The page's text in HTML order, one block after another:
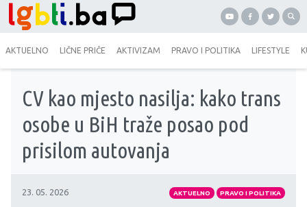
AKTUELNO LIČNE PRIČE AKTIVIZAM PRAVO I POLITIKA LIFESTYLE
CV kao mjesto nasilja: kako trans
osobe u BiH traže posao pod
prisilom autovanja
23. 05. 2026 AKTUELNO PRAVO I POLITIKA